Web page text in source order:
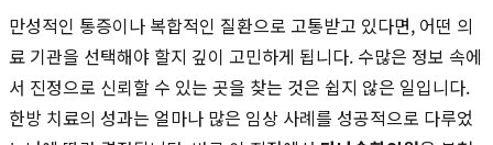
만성적인 통증이나 복합적인 질환으로 고통받고 있다면, 어떤 의
료 기관을 선택해야 할지 깊이 고민하게 됩니다. 수많은 정보 속에
서 진정으로 신뢰할 수 있는 곳을 찾는 것은 쉽지 않은 일입니다.
한방 치료의 성과는 얼마나 많은 임상 사례를 성공적으로 다루었